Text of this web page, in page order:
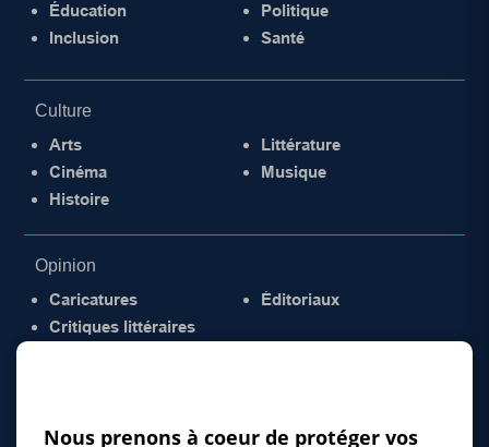
Éducation
Inclusion
Politique
Santé
Culture
Arts
Cinéma
Histoire
Littérature
Musique
Opinion
Caricatures
Critiques littéraires
Éditoriaux
Nous prenons à coeur de protéger vos